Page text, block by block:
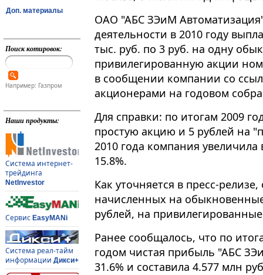
Доп. материалы
Поиск котировок:
Например: Газпром
Наши продукты:
Система интернет-
трейдинга
NetInvestor
Сервис EasyMANi
Система реал-тайм
информации Дикси+
ОАО "АБС ЗЭиМ
деятельности в 2010 году
тыс. руб. по 3 руб. на одну
привилегированную акции
в сообщении компании со
акционерами на годовом
Для справки: по итогам 2009
простую акцию и 5 рублей на
2010 года компания
15.8%.
Как уточняется в пресс-
начисленных на
рублей, на
Ранее сообщалось, что по
годом чистая прибыль "АБС
31.6% и составила 4.577 млн